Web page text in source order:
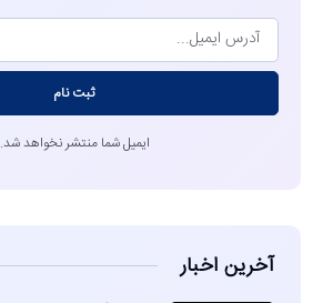
ثبت نام
ایمیل شما منتشر نخواهد شد.
آخرین اخبار